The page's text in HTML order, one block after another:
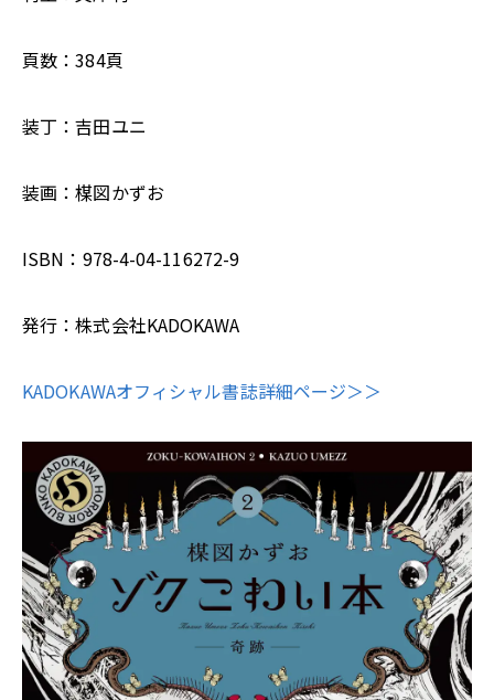
頁数：384頁
装丁：吉田ユニ
装画：楳図かずお
ISBN：978-4-04-116272-9
発行：株式会社KADOKAWA
KADOKAWAオフィシャル書誌詳細ページ＞＞